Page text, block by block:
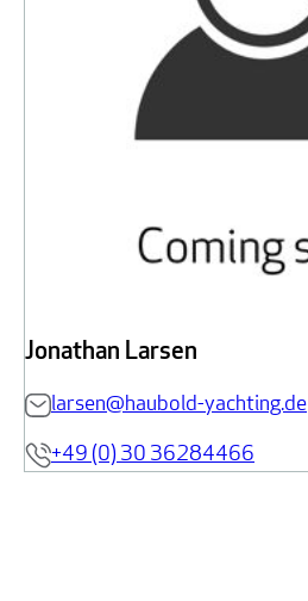
Jonathan Larsen
larsen@haubold-yachting.de
+49 (0) 30 36284466